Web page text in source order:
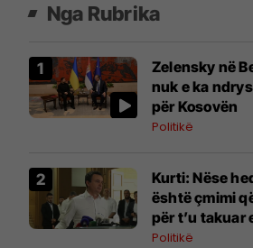
Nga Rubrika
Zelensky në
nuk e ka
për Kosovën
Politikë
Kurti: Nëse
është çmimi
për t’u takuar
jam i lumtur ta
Politikë